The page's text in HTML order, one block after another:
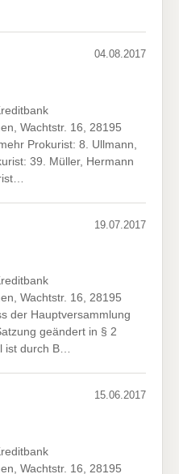
04.08.2017
Wachtstr. 16, 28195
Prokurist: 8. Ullmann,
39. Müller, Hermann
19.07.2017
Wachtstr. 16, 28195
der Hauptversammlung
geändert in § 2
ist durch B…
15.06.2017
Wachtstr. 16, 28195